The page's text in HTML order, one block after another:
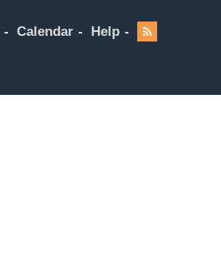
Calendar Help